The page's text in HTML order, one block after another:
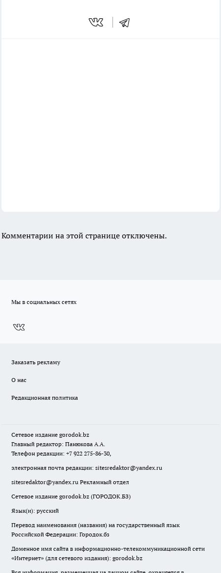
Комментарии на этой странице отключены.
Мы в социальных сетях
Заказать рекламу
О нас
Редакционная политика
Сетевое издание gorodok.bz
Главный редактор: Панюкова А.А.
Телефон редакции: +7 922 275-86-30,
электронная почта редакции: sitesredaktor@yandex.ru
sitesredaktor@yandex.ru Рекламный отдел
Сетевое издание gorodok.bz (ГОРОДОК.БЗ)
Язык(и): русский
Перевод наименования (названия) на государственный язык
Российской Федерации: Городок.бз
Доменное имя сайта в информационно-телекоммуникационной сети
«Интернет» (для сетевого издания): gorodok.bz